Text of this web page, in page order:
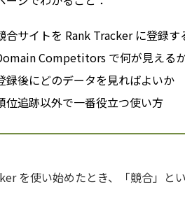
合サイトを Rank Tracker に登録す
Competitors で何が見える
録後にどのデータを見ればよいか
位追跡以外で一番役立つ使い方
を使い始めたとき、「競合」と